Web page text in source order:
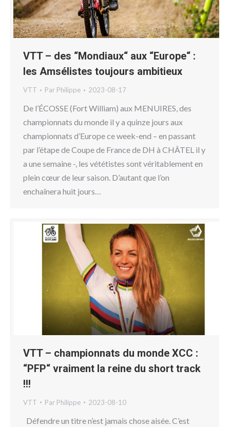
VTT – des “Mondiaux“ aux “Europe“ :
les Amsélistes toujours ambitieux
VTT Par Philippe 2023-08-17
De l’ÉCOSSE (Fort William) aux MENUIRES, des
championnats du monde il y a quinze jours aux
championnats d’Europe ce week-end – en passant
par l’étape de Coupe de France de DH à CHÂTEL il y
a une semaine -, les vététistes sont véritablement en
plein cœur de leur saison. D’autant que l’on
enchaînera huit jours…
VTT – championnats du monde XCC :
“PFP“ vraiment la reine du short track
!!!
VTT Par Philippe 2023-08-10
Défendre un titre n’est jamais chose aisée. C’est